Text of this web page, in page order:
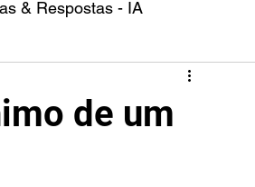
& Respostas - IA
de um